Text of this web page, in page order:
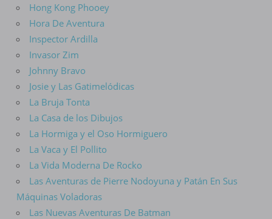
Hong Kong Phooey
Hora De Aventura
Inspector Ardilla
Invasor Zim
Johnny Bravo
Josie y Las Gatimelódicas
La Bruja Tonta
La Casa de los Dibujos
La Hormiga y el Oso Hormiguero
La Vaca y El Pollito
La Vida Moderna De Rocko
Las Aventuras de Pierre Nodoyuna y Patán En Sus
Máquinas Voladoras
Las Nuevas Aventuras De Batman